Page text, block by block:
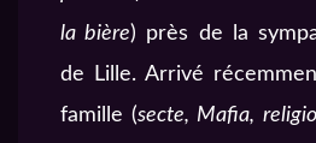
la bière) près de la
de Lille. Arrivé
famille (secte, Mafia,